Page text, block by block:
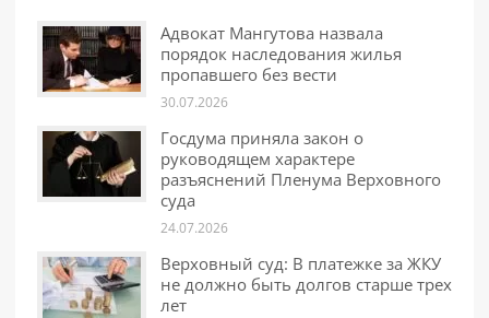
Адвокат Мангутова назвала
порядок наследования жилья
пропавшего без вести
30.07.2026
Госдума приняла закон о
руководящем характере
разъяснений Пленума Верховного
суда
24.07.2026
Верховный суд: В платежке за ЖКУ
не должно быть долгов старше трех
лет